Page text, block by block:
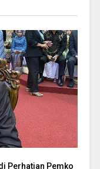
Perhatian Pemko